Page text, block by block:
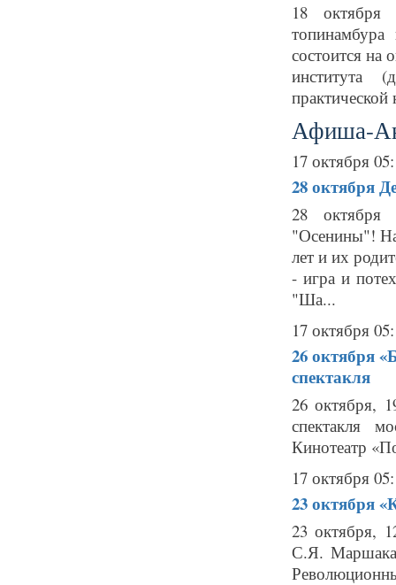
18 октября
состоится на
института
Афиша-
17 октября
28 октября
28 октября
"Осенины"!
лет и их
- игра и
"Ша...
17 октября
26 октября
спектакля
26 октября,
спектакля
Кинотеатр
17 октября
23 октября
23 октября,
С.Я. Маршака